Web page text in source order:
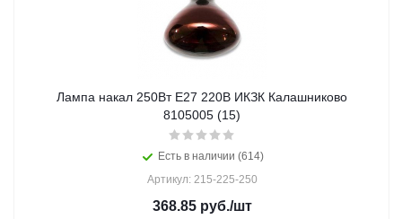
Лампа накал 250Вт E27 220В ИКЗК Калашниково
8105005 (15)
Есть в наличии (614)
Артикул: 215-225-250
368.85руб./шт